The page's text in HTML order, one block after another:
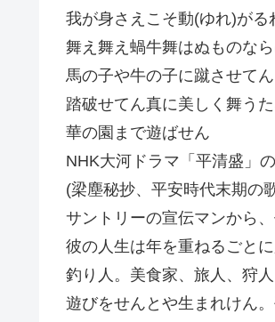
我が身さえこそ動(ゆれ)がる
舞え舞え蝸牛舞はぬものな
馬の子や牛の子に蹴させてん
踏破せてん真に美しく舞う
華の園まで遊ばせん
NHK大河ドラマ「平清盛」
(梁塵秘抄、平安時代末期の
サントリーの宣伝マンから、
彼の人生は年を重ねるごと
釣り人。美食家、旅人、狩
遊びをせんとや生まれけん